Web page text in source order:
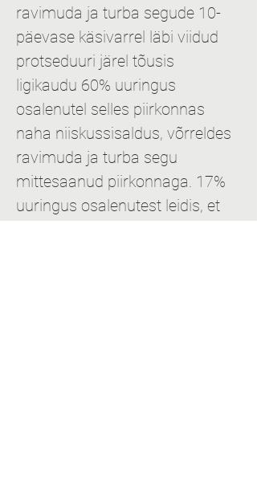
ravimuda ja turba segude 10-
päevase käsivarrel läbi viidud
protseduuri järel tõusis
ligikaudu 60% uuringus
osalenutel selles piirkonnas
naha niiskussisaldus, võrreldes
ravimuda ja turba segu
mittesaanud piirkonnaga. 17%
uuringus osalenutest leidis, et